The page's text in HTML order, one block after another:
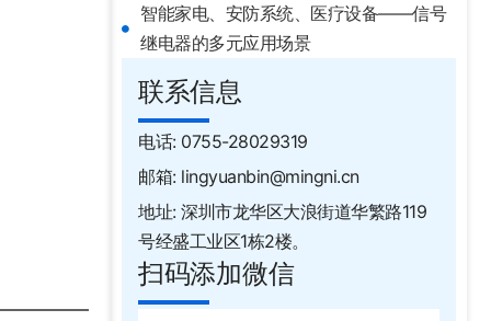
智能家电、安防系统、医疗设备——信号
继电器的多元应用场景
联系信息
电话: 0755-28029319
邮箱: lingyuanbin@mingni.cn
地址: 深圳市龙华区大浪街道华繁路119
号经盛工业区1栋2楼。
扫码添加微信